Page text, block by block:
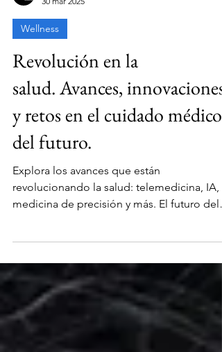
CBCM
30 mar 2025
Wellness
Revolución en la
salud. Avances, innovaciones
y retos en el cuidado médico
del futuro.
Explora los avances que están